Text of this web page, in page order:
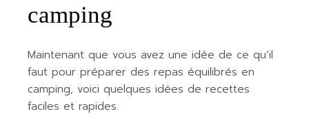
camping
Maintenant que vous avez une idée de ce qu’il
faut pour préparer des repas équilibrés en
camping, voici quelques idées de recettes
faciles et rapides.